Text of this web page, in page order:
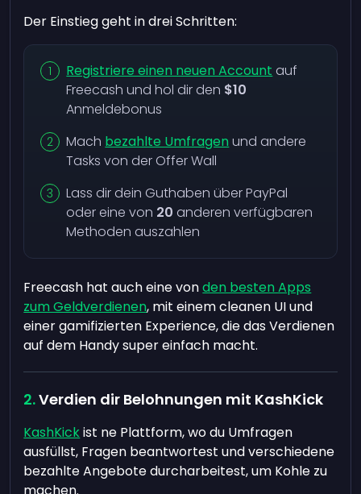
Der Einstieg geht in drei Schritten:
Registriere einen neuen Account auf
Freecash und hol dir den $10
Anmeldebonus
Mach bezahlte Umfragenund andere
Tasks von der Offer Wall
Lass dir dein Guthaben über PayPal
oder eine von 20 anderen verfügbaren
Methoden auszahlen
Freecash hat auch eine vonden besten Apps
zum Geldverdienen, mit einem cleanen UI und
einer gamifizierten Experience, die das Verdienen
auf dem Handy super einfach macht.
Verdien dir Belohnungen mit KashKick
KashKickist ne Plattform, wo du Umfragen
ausfüllst, Fragen beantwortest und verschiedene
bezahlte Angebote durcharbeitest, um Kohle zu